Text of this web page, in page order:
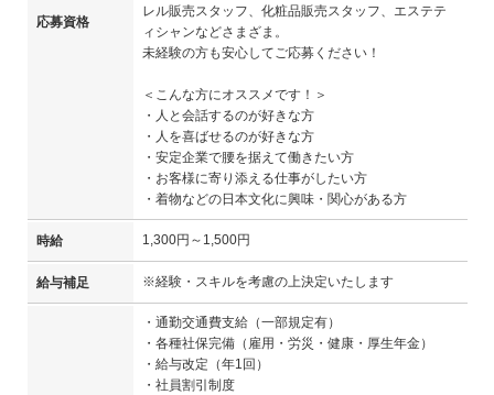
応募資格
レル販売スタッフ、化粧品販売スタッフ、エステテ
ィシャンなどさまざま。
未経験の方も安心してご応募ください！
＜こんな方にオススメです！＞
・人と会話するのが好きな方
・人を喜ばせるのが好きな方
・安定企業で腰を据えて働きたい方
・お客様に寄り添える仕事がしたい方
・着物などの日本文化に興味・関心がある方
時給 1,300円～1,500円
給与補足 ※経験・スキルを考慮の上決定いたします
・通勤交通費支給（一部規定有）
・各種社保完備（雇用・労災・健康・厚生年金）
・給与改定（年1回）
・社員割引制度